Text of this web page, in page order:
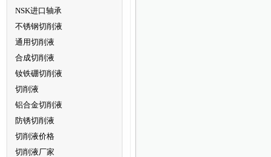
NSK进口轴承
不锈钢切削液
通用切削液
合成切削液
钕铁硼切削液
切削液
铝合金切削液
防锈切削液
切削液价格
切削液厂家